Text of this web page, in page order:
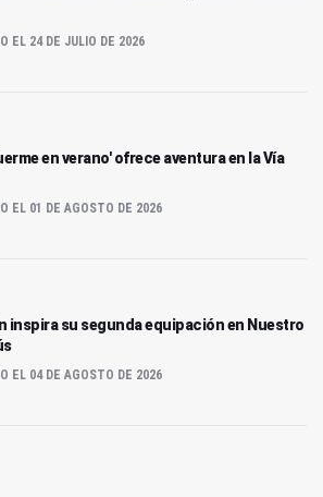
EL 24 DE JULIO DE 2026
en verano' ofrece aventura en la Vía
EL 01 DE AGOSTO DE 2026
inspira su segunda equipación en Nuestro
EL 04 DE AGOSTO DE 2026